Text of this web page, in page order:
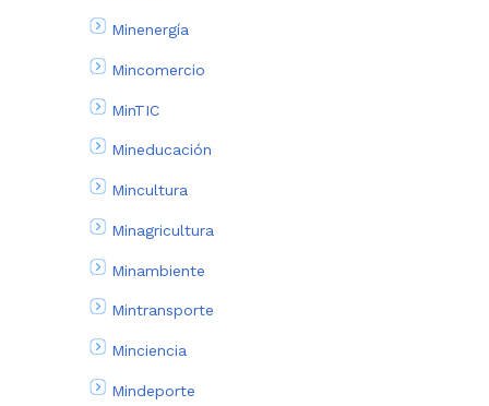
Minenergía
Mincomercio
MinTIC
Mineducación
Mincultura
Minagricultura
Minambiente
Mintransporte
Minciencia
Mindeporte